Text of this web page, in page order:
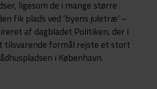
ligesom de i mange større
fik plads ved ‘byens juletræ’ –
af dagbladet Politiken, der i
tilsvarende formål rejste et stort
i København.